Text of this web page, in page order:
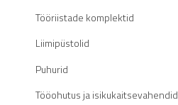
Tööriistade komplektid
Liimipüstolid
Puhurid
Tööohutus ja isikukaitsevahendid